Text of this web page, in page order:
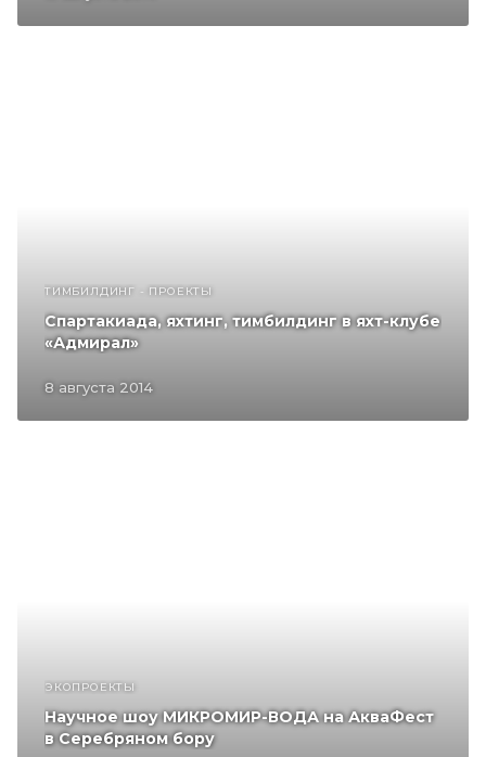
ТИМБИЛДИНГ - ПРОЕКТЫ
8 августа 2014
Спартакиада, яхтинг, тимбилдинг в яхт-клубе
«Адмирал»
ЭКОПРОЕКТЫ
Научное шоу МИКРОМИР-ВОДА на АкваФест
в Серебряном бору